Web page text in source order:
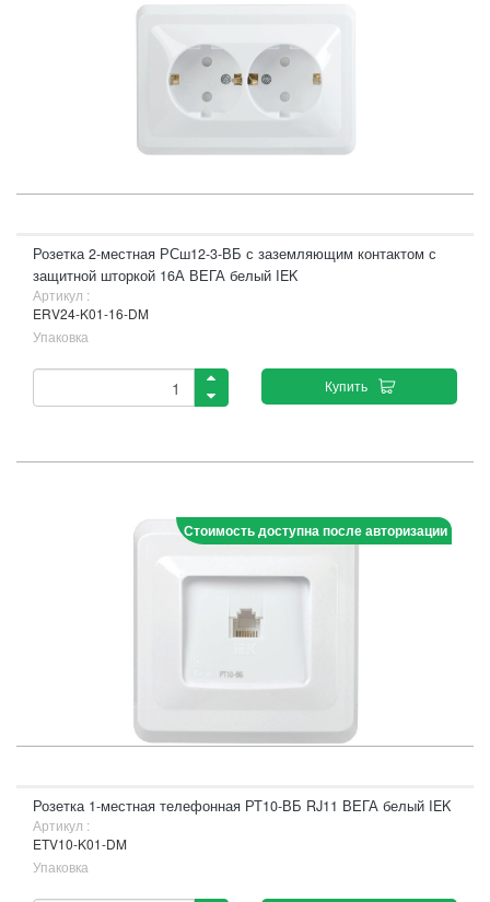
Розетка 2-местная РСш12-3-ВБ с заземляющим контактом с
защитной шторкой 16А ВЕГА белый IEK
Артикул :
ERV24-K01-16-DM
Упаковка
Купить
Стоимость доступна после авторизации
Розетка 1-местная телефонная РТ10-ВБ RJ11 ВЕГА белый IEK
Артикул :
ETV10-K01-DM
Упаковка